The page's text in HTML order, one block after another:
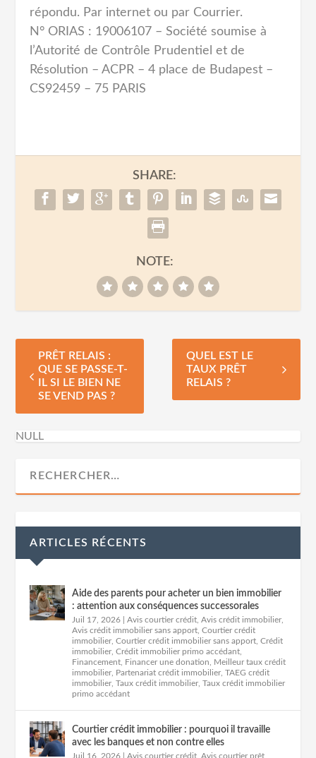
répondu. Par internet ou par Courrier.
N° ORIAS : 19006107 – Société soumise à
l’Autorité de Contrôle Prudentiel et de
Résolution – ACPR – 4 place de Budapest –
CS92459 – 75 PARIS
SHARE:
NOTE:
PRÊT RELAIS :
QUE SE PASSE-T-
IL SI LE BIEN NE
SE VEND PAS ?
QUEL EST LE
TAUX PRÊT
RELAIS ?
NULL
ARTICLES RÉCENTS
Aide des parents pour acheter un bien immobilier
: attention aux conséquences successorales
Juil 17, 2026 |Avis courtier crédit ,Avis crédit immobilier
Avis crédit immobilier sans apport ,Courtier crédit
immobilier ,Courtier crédit immobilier sans apport ,Crédit
immobilier ,Crédit immobilier primo accédant
Financement Financer une donation
Meilleur taux crédit
immobilier Partenariat crédit immobilier ,TAEG crédit
immobilier ,Taux crédit immobilier ,Taux crédit immobilier
primo accédant
Courtier crédit immobilier : pourquoi il travaille
avec les banques et non contre elles
Juil 16, 2026 |Avis courtier crédit ,Avis courtier prêt